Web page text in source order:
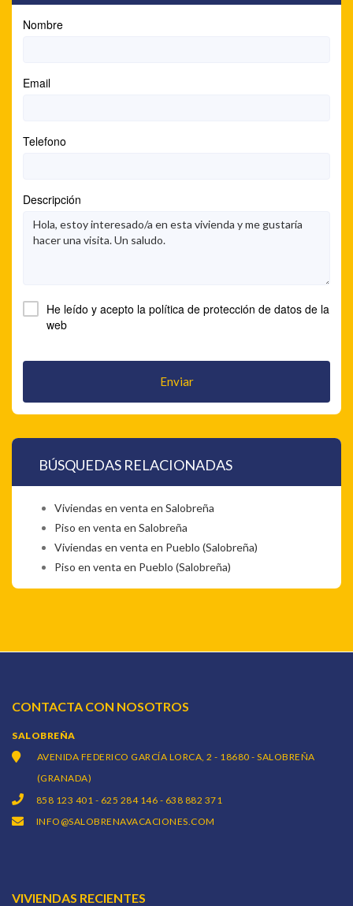
Nombre
Email
Telefono
Descripción
He leído y acepto la política de protección de datos de la
web
Enviar
BÚSQUEDAS RELACIONADAS
Viviendas en venta en Salobreña
Piso en venta en Salobreña
Viviendas en venta en Pueblo (Salobreña)
Piso en venta en Pueblo (Salobreña)
CONTACTA CON NOSOTROS
SALOBREÑA
AVENIDA FEDERICO GARCÍA LORCA, 2 - 18680 - SALOBREÑA
(GRANADA)
858 123 401 - 625 284 146 - 638 882 371
INFO@SALOBRENAVACACIONES.COM
VIVIENDAS RECIENTES